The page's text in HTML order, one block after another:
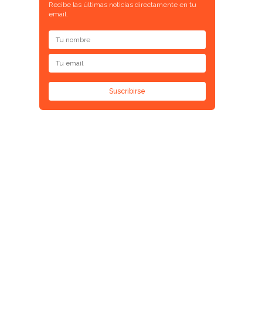
Recibe las últimas noticias directamente en tu
email.
Suscribirse